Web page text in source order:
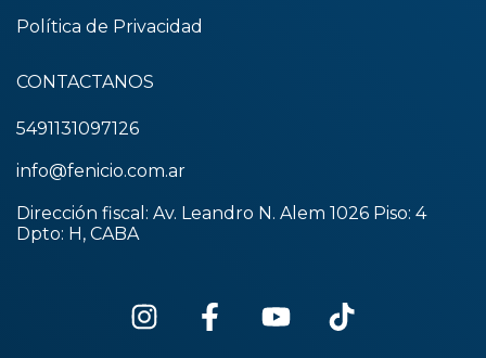
Política de Privacidad
CONTACTANOS
5491131097126
info@fenicio.com.ar
Dirección fiscal: Av. Leandro N. Alem 1026 Piso: 4
Dpto: H, CABA